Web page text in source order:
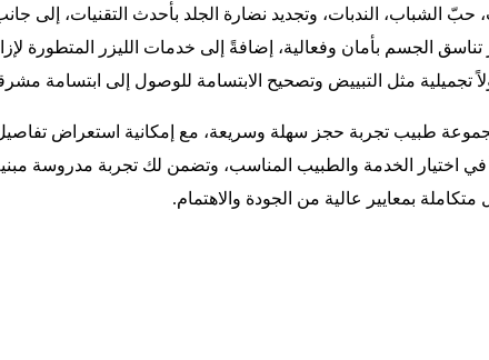
الشباب، الندبات، وتجديد نضارة الجلد بأحدث التقنيات، إلى
الجسم بأمان وفعالية، إضافةً إلى خدمات الليزر المتطورة
مثل التبييض وتصحيح الابتسامة للوصول إلى ابتسامة
طبيب تجربة حجز سهلة وسريعة، مع إمكانية استعراض تفاصيل
في اختيار الخدمة والطبيب المناسب، وتضمن لك تجربة
متكاملة بمعايير عالية من الجودة والاهتمام.